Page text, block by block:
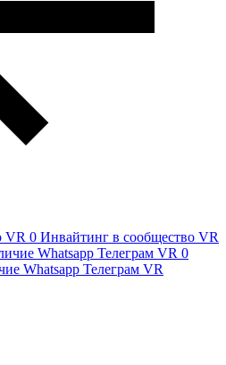
Инвайтинг в сообщество VR
Whatsapp Телеграм VR